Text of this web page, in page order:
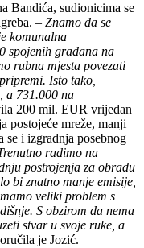
Bandića, sudionicima se
– Znamo da se
komunalna
spojenih građana na
rubna mjesta povezati
Isto tako,
a 731.000 na
200 mil. EUR vrijedan
postojeće mreže, manji
i izgradnja posebnog
radimo na
postrojenja za obradu
bi znatno manje emisije,
veliki problem s
S obzirom da nema
stvar u svoje ruke, a
je Jozić.